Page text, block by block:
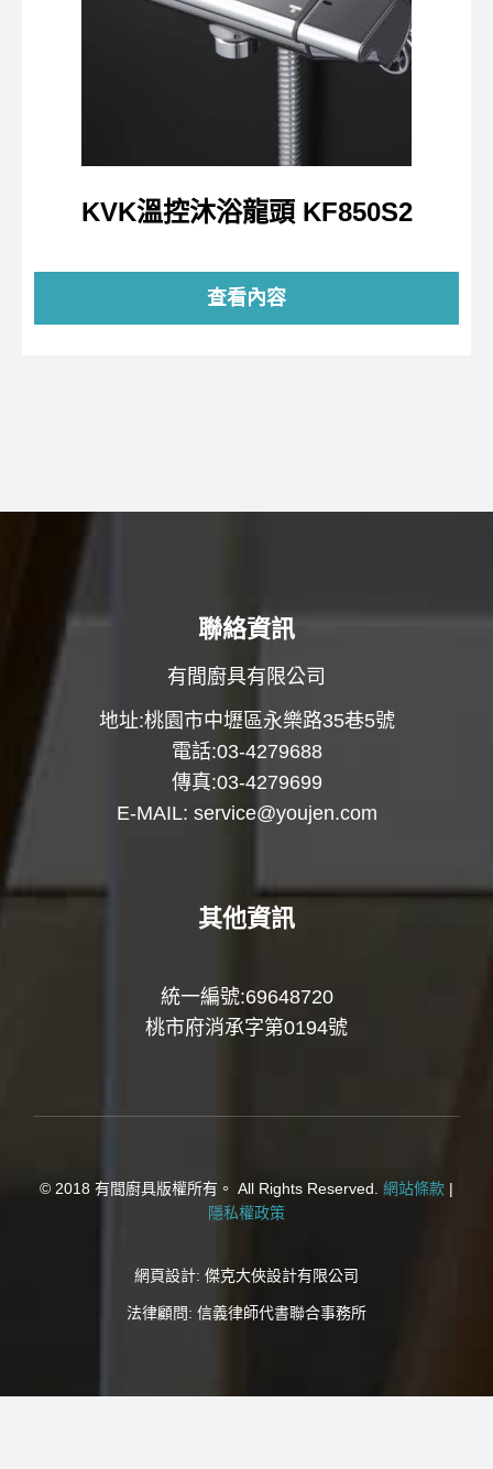
KVK溫控沐浴龍頭 KF850S2
查看內容
聯絡資訊
有間廚具有限公司
地址:桃園市中壢區永樂路35巷5號
電話:03-4279688
傳真:03-4279699
E-MAIL: service@youjen.com
其他資訊
統一編號:69648720
桃市府消承字第0194號
© 2018 有間廚具版權所有。 All Rights Reserved. 網站條款 |
隱私權政策
網頁設計: 傑克大俠設計有限公司
法律顧問: 信義律師代書聯合事務所